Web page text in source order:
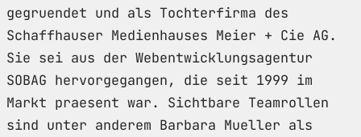
gegruendet und als Tochterfirma des
Schaffhauser Medienhauses Meier + Cie AG.
Sie sei aus der Webentwicklungsagentur
SOBAG hervorgegangen, die seit 1999 im
Markt praesent war. Sichtbare Teamrollen
sind unter anderem Barbara Mueller als